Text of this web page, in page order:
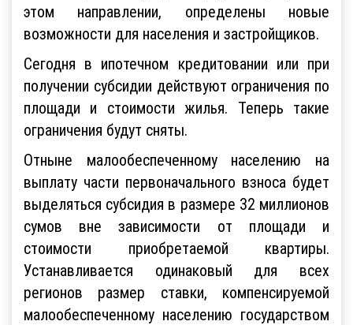
этом направлении, определены новые
возможности для населения и застройщиков.
Сегодня в ипотечном кредитовании или при
получении субсидии действуют ограничения по
площади и стоимости жилья. Теперь такие
ограничения будут сняты.
Отныне малообеспеченному населению на
выплату части первоначального взноса будет
выделяться субсидия в размере 32 миллионов
сумов вне зависимости от площади и
стоимости приобретаемой квартиры.
Устанавливается одинаковый для всех
регионов размер ставки, компенсируемой
малообеспеченному населению государством